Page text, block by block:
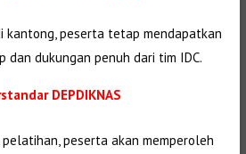
kantong, peserta tetap mendapatkan
dukungan penuh dari tim IDC.
DEPDIKNAS
peserta akan memperoleh